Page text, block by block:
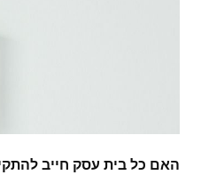
האם כל בית עסק חייב